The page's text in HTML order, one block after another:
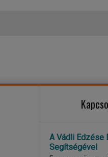
A Vádli Edzése
Segítségével